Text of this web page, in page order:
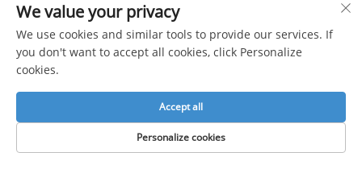
Copyright © 2025 Shanghai Foxygen Industrial Co., Ltd. Tous droits
We value your privacy
We use cookies and similar tools to provide our services. If
you don't want to accept all cookies, click Personalize
cookies.
Personalize cookies
Accept all